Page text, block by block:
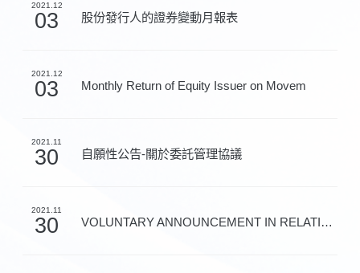
2021.12
03 股份發行人的證券變動月報表
2021.12
03 Monthly Return of Equity Issuer on Movem
2021.11
30 自願性公告-關於委託管理協議
2021.11
30 VOLUNTARY ANNOUNCEMENT IN RELATION TO TH